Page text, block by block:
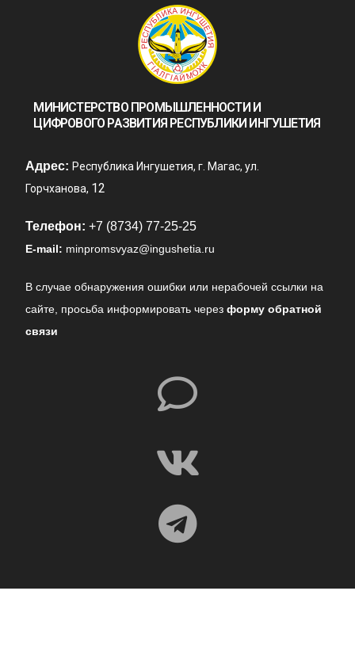
МИНИСТЕРСТВО ПРОМЫШЛЕННОСТИ И
ЦИФРОВОГО РАЗВИТИЯ РЕСПУБЛИКИ ИНГУШЕТИЯ
Адрес: Республика Ингушетия, г. Магас, ул.
Горчханова, 12
Телефон: +7 (8734) 77-25-25
E-mail: minpromsvyaz@ingushetia.ru
В случае обнаружения ошибки или нерабочей ссылки на
сайте, просьба информировать черезформу обратной
связи